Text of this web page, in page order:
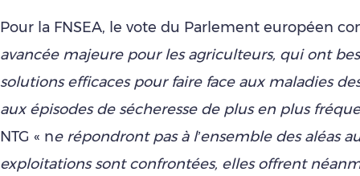
Pour la FNSEA, le vote du Parlement européen
avancée majeure pour les agriculteurs, qui ont
solutions efficaces pour faire face aux maladies
aux épisodes de sécheresse de plus en plus
NTG « ne répondront pas à l’ensemble des aléas
exploitations sont confrontées, elles offrent